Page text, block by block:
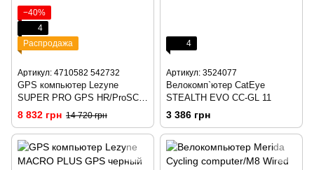
−40%
4
Распродажа
Артикул: 4710582 542732
GPS компьютер Lezyne
SUPER PRO GPS HR/ProSC
LOADED черный Y14
8 832 грн 14 720 грн
4
Артикул: 3524077
Велокомп`ютер CatEye
STEALTH EVO CC-GL 11
3 386 грн